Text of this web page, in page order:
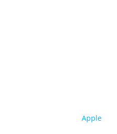
Apple